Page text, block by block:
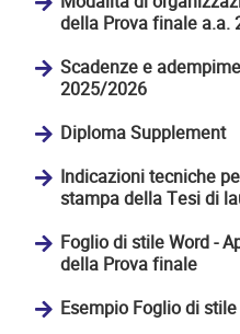
della Prova finale a.a.
Scadenze e
2025/2026
Diploma Supplement
Indicazioni tecniche
stampa della Tesi di
Foglio di stile Word -
della Prova finale
Esempio Foglio di